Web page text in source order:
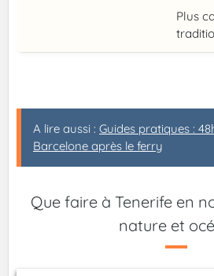
Plus
A lire aussi : Guides pratiques :
Barcelone après le ferry
Que faire à Tenerife en
nature et